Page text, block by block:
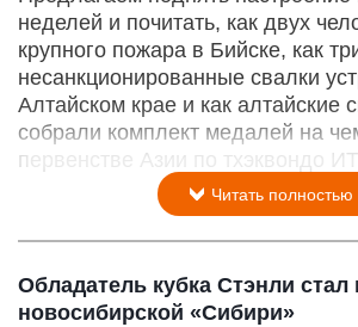
неделей и почитать, как двух
крупного пожара в Бийске, как
несанкционированные свалки
Алтайском крае и как алтайские
собрали комплект медалей на
первенстве Азии по тхэквондо
Читать полностью
Обладатель кубка Стэнли стал
новосибирской «Сибири»